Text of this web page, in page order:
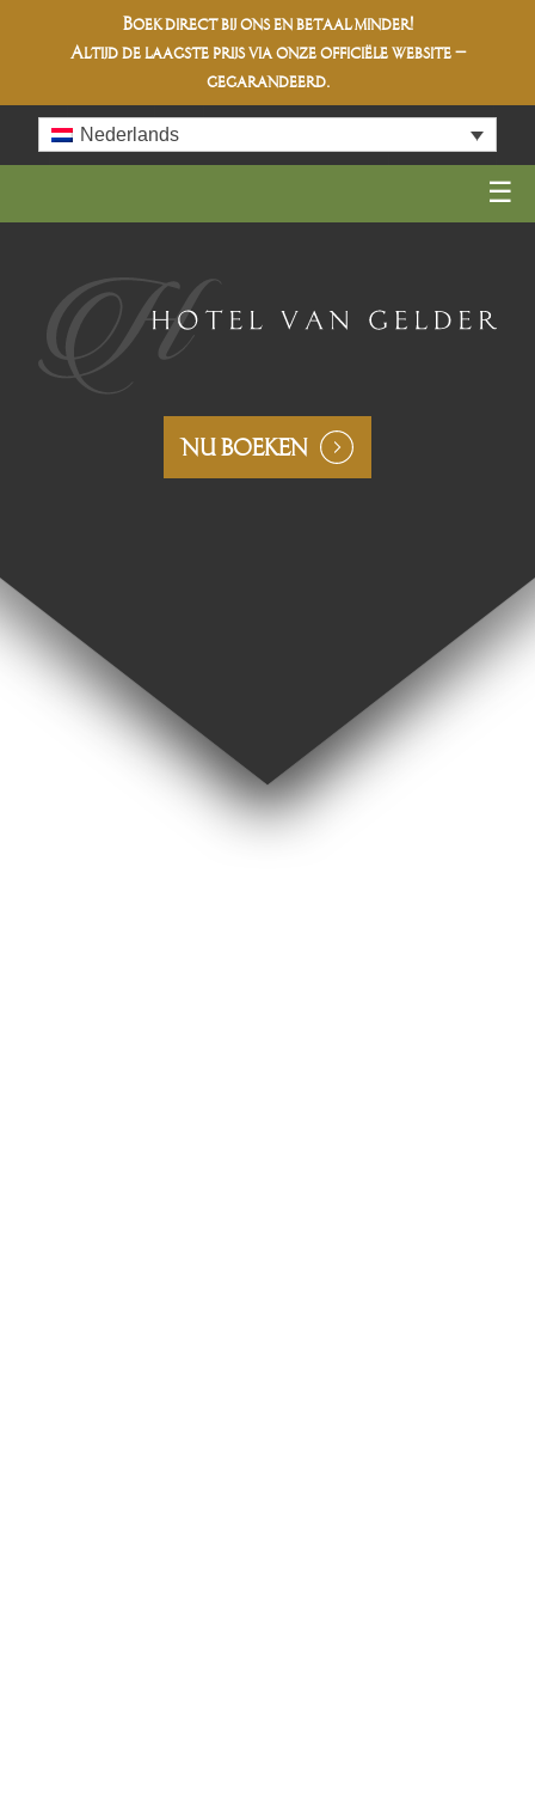
Boek direct bij ons en betaal minder!
Altijd delaagste prijsvia onze officiële website –
gegarandeerd.
NU BOEKEN
Nederlands